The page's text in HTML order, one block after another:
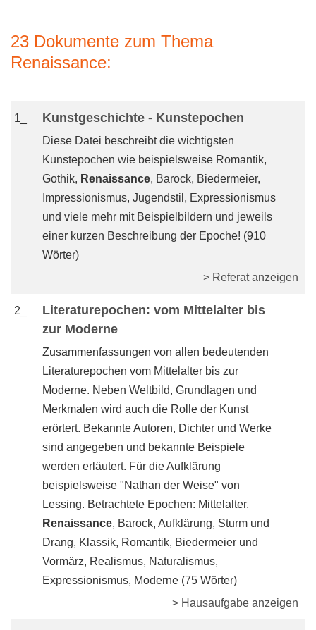
23 Dokumente zum Thema
Renaissance:
1_ Kunstgeschichte - Kunstepochen
Diese Datei beschreibt die wichtigsten
Kunstepochen wie beispielsweise Romantik,
Gothik, Renaissance, Barock, Biedermeier,
Impressionismus, Jugendstil, Expressionismus
und viele mehr mit Beispielbildern und jeweils
einer kurzen Beschreibung der Epoche! (910
Wörter)
> Referat anzeigen
2_
Literaturepochen: vom Mittelalter bis
zur Moderne
Zusammenfassungen von allen bedeutenden
Literaturepochen vom Mittelalter bis zur
Moderne. Neben Weltbild, Grundlagen und
Merkmalen wird auch die Rolle der Kunst
erörtert. Bekannte Autoren, Dichter und Werke
sind angegeben und bekannte Beispiele
werden erläutert. Für die Aufklärung
beispielsweise "Nathan der Weise" von
Lessing. Betrachtete Epochen: Mittelalter,
Renaissance, Barock, Aufklärung, Sturm und
Drang, Klassik, Romantik, Biedermeier und
Vormärz, Realismus, Naturalismus,
Expressionismus, Moderne (75 Wörter)
> Hausaufgabe anzeigen